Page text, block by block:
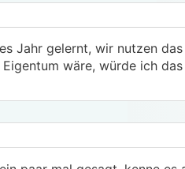
Jahr gelernt, wir nutzen
Eigentum wäre, würde ich